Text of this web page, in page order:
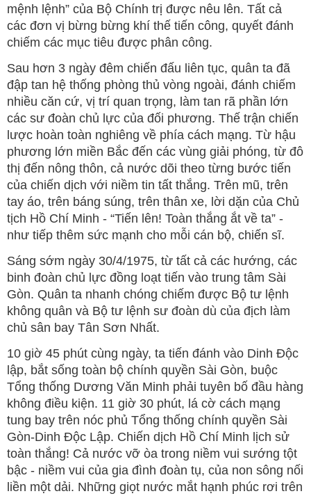
mệnh lệnh” của Bộ Chính trị được nêu lên. Tất cả
các đơn vị bừng bừng khí thế tiến công, quyết đánh
chiếm các mục tiêu được phân công.
Sau hơn 3 ngày đêm chiến đấu liên tục, quân ta đã
đập tan hệ thống phòng thủ vòng ngoài, đánh chiếm
nhiều căn cứ, vị trí quan trọng, làm tan rã phần lớn
các sư đoàn chủ lực của đối phương. Thế trận chiến
lược hoàn toàn nghiêng về phía cách mạng. Từ hậu
phương lớn miền Bắc đến các vùng giải phóng, từ đô
thị đến nông thôn, cả nước dõi theo từng bước tiến
của chiến dịch với niềm tin tất thắng. Trên mũ, trên
tay áo, trên báng súng, trên thân xe, lời dặn của Chủ
tịch Hồ Chí Minh - “Tiến lên! Toàn thắng ắt về ta” -
như tiếp thêm sức mạnh cho mỗi cán bộ, chiến sĩ.
Sáng sớm ngày 30/4/1975, từ tất cả các hướng, các
binh đoàn chủ lực đồng loạt tiến vào trung tâm Sài
Gòn. Quân ta nhanh chóng chiếm được Bộ tư lệnh
không quân và Bộ tư lệnh sư đoàn dù của địch làm
chủ sân bay Tân Sơn Nhất.
10 giờ 45 phút cùng ngày, ta tiến đánh vào Dinh Độc
lập, bắt sống toàn bộ chính quyền Sài Gòn, buộc
Tổng thống Dương Văn Minh phải tuyên bố đầu hàng
không điều kiện. 11 giờ 30 phút, lá cờ cách mạng
tung bay trên nóc phủ Tổng thống chính quyền Sài
Gòn-Dinh Độc Lập. Chiến dịch Hồ Chí Minh lịch sử
toàn thắng! Cả nước vỡ òa trong niềm vui sướng tột
bậc - niềm vui của gia đình đoàn tụ, của non sông nối
liền một dải. Những giọt nước mắt hạnh phúc rơi trên